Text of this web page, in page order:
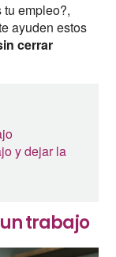
empleo?,
ayuden estos
cerrar
y dejar la
trabajo